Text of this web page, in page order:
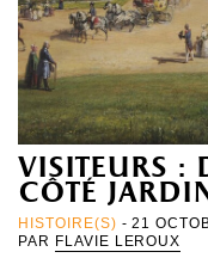
visiteurs :
côté
HISTOIRE(S) - 21
PAR FLAVIE LEROUX